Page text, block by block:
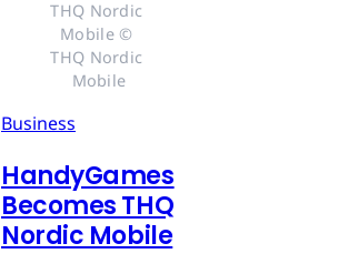
THQ Nordic
Mobile ©
THQ Nordic
Mobile
Business
HandyGames
Becomes THQ
Nordic Mobile